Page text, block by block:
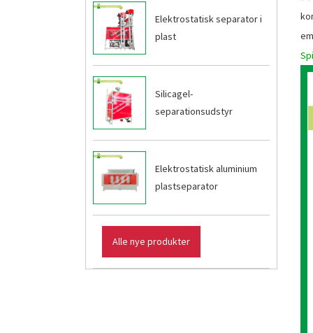
Elektrostatisk separator i
plast
Silicagel-
separationsudstyr
Elektrostatisk aluminium
plastseparator
Alle nye produkter